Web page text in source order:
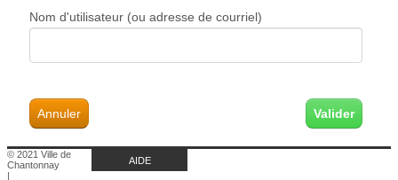
Nom d'utilisateur (ou adresse de courriel)
Annuler
© 2021 Ville de
Chantonnay
AIDE